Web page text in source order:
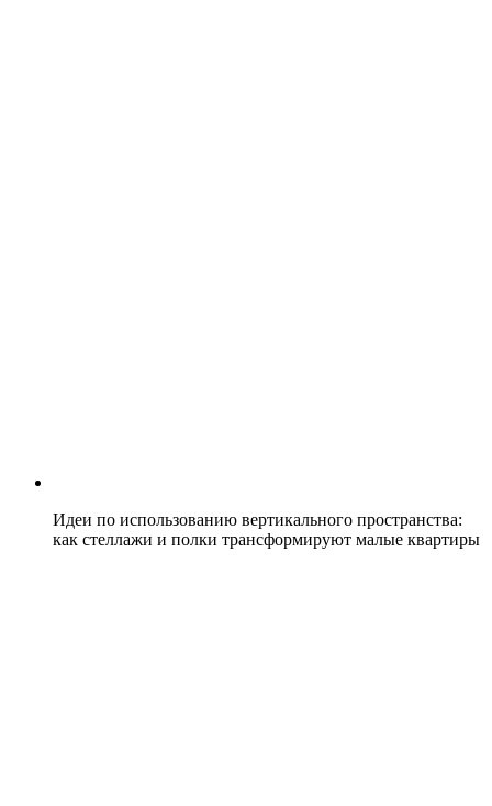
Идеи по использованию вертикального пространства:
как стеллажи и полки трансформируют малые квартиры